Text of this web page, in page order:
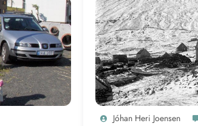
Jóhan Heri Joensen